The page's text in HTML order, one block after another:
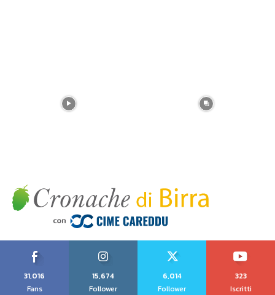
31,016
Fans
15,674
Follower
6,014
Follower
323
Iscritti